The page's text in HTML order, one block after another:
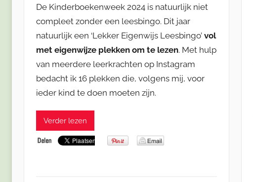
De Kinderboekenweek 2024 is natuurlijk niet
compleet zonder een leesbingo. Dit jaar
natuurlijk een ‘Lekker Eigenwijs Leesbingo’ vol
met eigenwijze plekken om te lezen. Met hulp
van meerdere leerkrachten op Instagram
bedacht ik 16 plekken die, volgens mij, voor
ieder kind te doen moeten zijn.
Verder lezen